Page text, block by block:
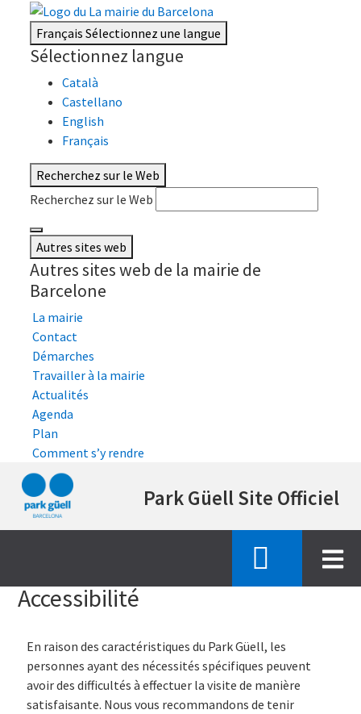
FrançaisSélectionnez une langue
Sélectionnez langue
Català
Castellano
English
Français
Recherchez sur le Web
Recherchez sur le Web
Autres sites web
Autres sites web de la mairie de
Barcelone
La mairie
Contact
Démarches
Travailler à la mairie
Actualités
Agenda
Plan
Comment s’y rendre
au
principal
Park Güell Site Officiel
Accessibilité
En raison des caractéristiques du Park Güell, les
personnes ayant des nécessités spécifiques peuvent
avoir des difficultés à effectuer la visite de manière
satisfaisante. Nous vous recommandons de tenir